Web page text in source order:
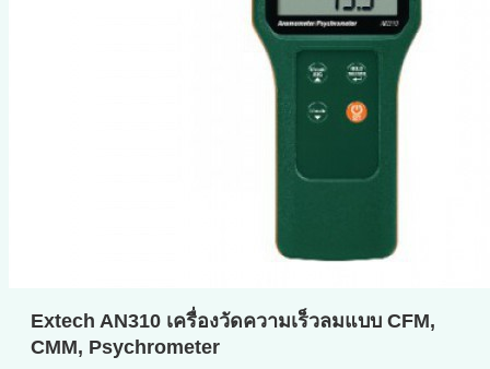
Extech AN310 เครื่องวัดความเร็วลมแบบ CFM,
CMM, Psychrometer